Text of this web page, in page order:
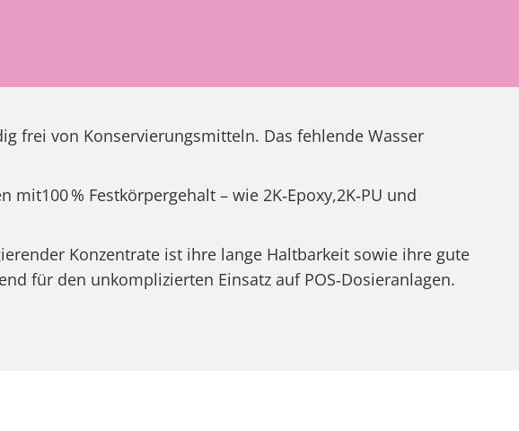
frei von Konservierungsmitteln. Das fehlende Wasser
% Festkörpergehalt – wie 2K‑Epoxy,2K‑PU und
Konzentrate ist ihre lange Haltbarkeit sowie ihre gute
für den unkomplizierten Einsatz auf POS‑Dosieranlagen.